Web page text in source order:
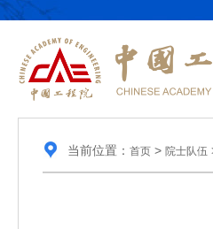
当前位置： 首页> 院士队伍